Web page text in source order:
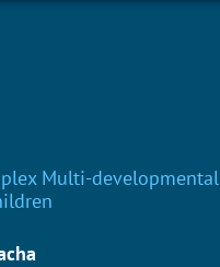
Multi-developmental